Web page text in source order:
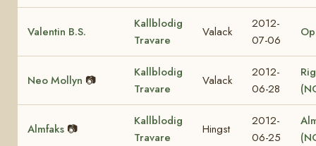
Valentin B.S.
Kallblodig
Travare
Valack
2012-
07-06
Neo Mollyn 📷
Kallblodig
Travare
Valack
2012-
06-28
Almfaks 📷
Kallblodig
Travare
Hingst
2012-
06-25